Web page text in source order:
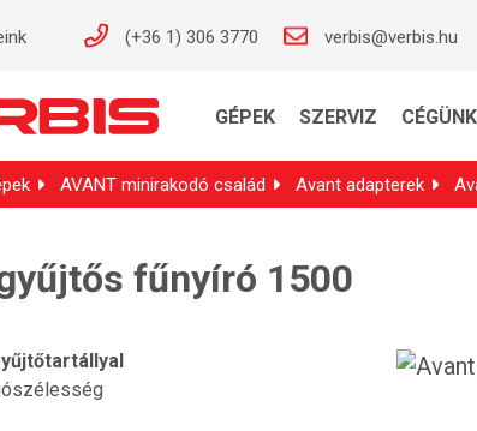
(+36 1) 306 3770 verbis@verbis.hu
GÉPEK SZERVIZ
AVANT minirakodó család Avant adapterek
fűnyíró 1500